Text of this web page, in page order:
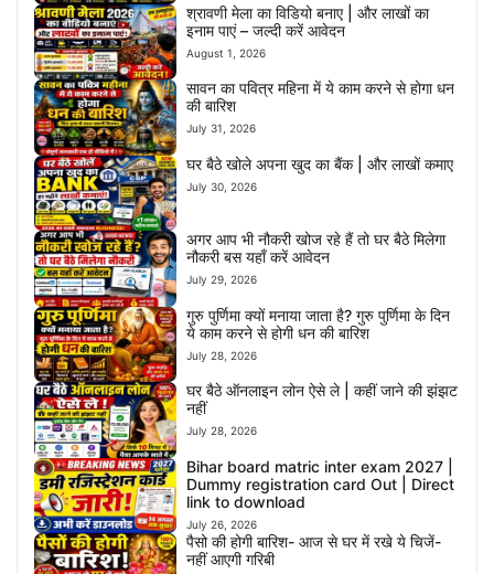
श्रावणी मेला का विडियो बनाए | और लाखों का
इनाम पाएं – जल्दी करें आवेदन
August 1, 2026
सावन का पवित्र महिना में ये काम करने से होगा धन
की बारिश
July 31, 2026
घर बैठे खोले अपना खुद का बैंक | और लाखों कमाए
July 30, 2026
अगर आप भी नौकरी खोज रहे हैं तो घर बैठे मिलेगा
नौकरी बस यहाँ करें आवेदन
July 29, 2026
गुरु पुर्णिमा क्यों मनाया जाता है? गुरु पुर्णिमा के दिन
ये काम करने से होगी धन की बारिश
July 28, 2026
घर बैठे ऑनलाइन लोन ऐसे ले | कहीं जाने की झंझट
नहीं
July 28, 2026
Bihar board matric inter exam 2027 |
Dummy registration card Out | Direct
link to download
July 26, 2026
पैसो की होगी बारिश- आज से घर में रखे ये चिजें-
नहीं आएगी गरिबी